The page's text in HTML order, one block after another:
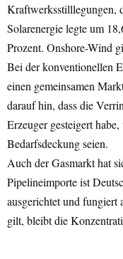
Kraftwerksstilllegungen,
Solarenergie legte um
Prozent. Onshore-Wind
Bei der konventionellen
einen gemeinsamen
darauf hin, dass die
Erzeuger gesteigert
Bedarfsdeckung seien.
Auch der Gasmarkt hat
Pipelineimporte ist
ausgerichtet und fungiert
gilt, bleibt die